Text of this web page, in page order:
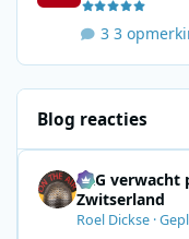
3
Blog reacties
SRG
Zwitserland
Roel Dickse ·